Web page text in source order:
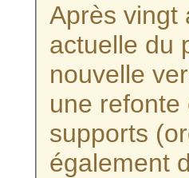
Après vingt
actuelle du
nouvelle
une
supports
également